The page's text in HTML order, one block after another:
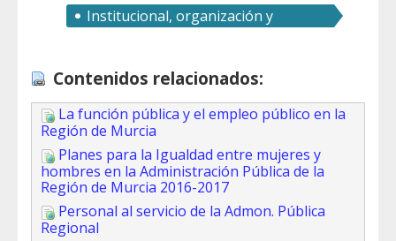
Institucional, organización y
Contenidos relacionados:
La función pública y el empleo público en la
Región de Murcia
Planes para la Igualdad entre mujeres y
hombres en la Administración Pública de la
Región de Murcia 2016-2017
Personal al servicio de la Admon. Pública
Regional